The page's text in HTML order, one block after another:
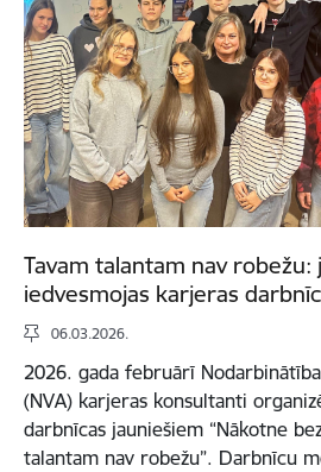
Tavam talantam nav robežu:
iedvesmojas karjeras
06.03.2026.
2026. gada februārī
(NVA) karjeras konsultanti
darbnīcas jauniešiem “Nākotne
talantam nav robežu”. Darbnīcu